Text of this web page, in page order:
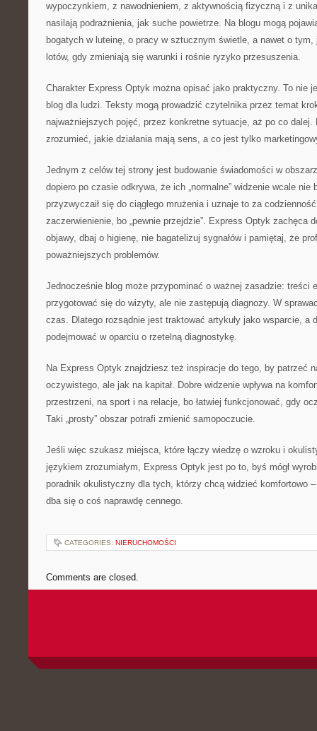
wypoczynkiem, z nawodnieniem, z aktywnością fizyczną i z
nasilają podrażnienia, jak suche powietrze. Na blogu mogą
bogatych w luteinę, o pracy w sztucznym świetle, a nawet o
lotów, gdy zmieniają się warunki i rośnie ryzyko przesuszenia.
Charakter Express Optyk można opisać jako praktyczny. To nie
blog dla ludzi. Teksty mogą prowadzić czytelnika przez temat
najważniejszych pojęć, przez konkretne sytuacje, aż po co dalej.
zrozumieć, jakie działania mają sens, a co jest tylko
Jednym z celów tej strony jest budowanie świadomości w
dopiero po czasie odkrywa, że ich „normalne” widzenie wcale nie
przyzwyczaił się do ciągłego mrużenia i uznaje to za
zaczerwienienie, bo „pewnie przejdzie”. Express Optyk zachęca
objawy, dbaj o higienę, nie bagatelizuj sygnałów i pamiętaj, że
poważniejszych problemów.
Jednocześnie blog może przypominać o ważnej zasadzie: treści
przygotować się do wizyty, ale nie zastępują diagnozy. W
czas. Dlatego rozsądnie jest traktować artykuły jako wsparcie, a
podejmować w oparciu o rzetelną diagnostykę.
Na Express Optyk znajdziesz też inspiracje do tego, by patrzeć
oczywistego, ale jak na kapitał. Dobre widzenie wpływa na
przestrzeni, na sport i na relacje, bo łatwiej funkcjonować, gdy
Taki „prosty” obszar potrafi zmienić samopoczucie.
Jeśli więc szukasz miejsca, które łączy wiedzę o wzroku i
językiem zrozumiałym, Express Optyk jest po to, byś mógł
poradnik okulistyczny dla tych, którzy chcą widzieć komfortowo
dba się o coś naprawdę cennego.
CATEGORIES: NIERUCHOMOŚCI
Comments are closed.